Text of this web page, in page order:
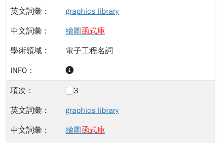
graphics library
繪圖函式庫
電子工程名詞
3
graphics library
繪圖函式庫